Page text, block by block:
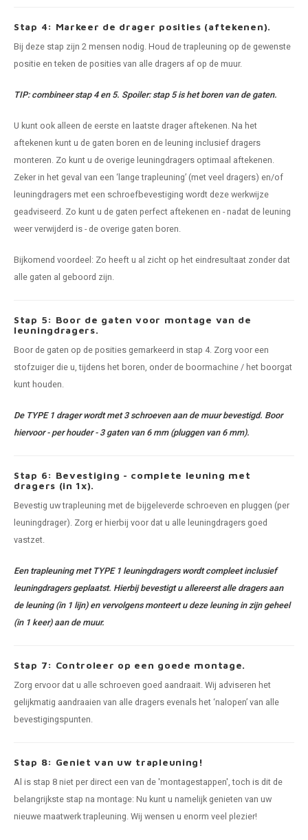
Stap 4: Markeer de drager posities (aftekenen).
Bij deze stap zijn 2 mensen nodig. Houd de trapleuning op de gewenste
positie en teken de posities van alle dragers af op de muur.
TIP: combineer stap 4 en 5. Spoiler: stap 5 is het boren van de gaten.
U kunt ook alleen de eerste en laatste drager aftekenen. Na het
aftekenen kunt u de gaten boren en de leuning inclusief dragers
monteren. Zo kunt u de overige leuningdragers optimaal aftekenen.
Zeker in het geval van een ‘lange trapleuning’ (met veel dragers) en/of
leuningdragers met een schroefbevestiging wordt deze werkwijze
geadviseerd. Zo kunt u de gaten perfect aftekenen en - nadat de leuning
weer verwijderd is - de overige gaten boren.
Bijkomend voordeel: Zo heeft u al zicht op het eindresultaat zonder dat
alle gaten al geboord zijn.
Stap 5: Boor de gaten voor montage van de
leuningdragers.
Boor de gaten op de posities gemarkeerd in stap 4. Zorg voor een
stofzuiger die u, tijdens het boren, onder de boormachine / het boorgat
kunt houden.
De TYPE 1 drager wordt met 3 schroeven aan de muur bevestigd. Boor
hiervoor - per houder - 3 gaten van 6 mm (pluggen van 6 mm).
Stap 6: Bevestiging - complete leuning met
dragers (in 1x).
Bevestig uw trapleuning met de bijgeleverde schroeven en pluggen (per
leuningdrager). Zorg er hierbij voor dat u alle leuningdragers goed
vastzet.
Een trapleuning met TYPE 1 leuningdragers wordt compleet inclusief
leuningdragers geplaatst. Hierbij bevestigt u allereerst alle dragers aan
de leuning (in 1 lijn) en vervolgens monteert u deze leuning in zijn geheel
(in 1 keer) aan de muur.
Stap 7: Controleer op een goede montage.
Zorg ervoor dat u alle schroeven goed aandraait. Wij adviseren het
gelijkmatig aandraaien van alle dragers evenals het ‘nalopen’ van alle
bevestigingspunten.
Stap 8: Geniet van uw trapleuning!
Al is stap 8 niet per direct een van de 'montagestappen', toch is dit de
belangrijkste stap na montage: Nu kunt u namelijk genieten van uw
nieuwe maatwerk trapleuning. Wij wensen u enorm veel plezier!